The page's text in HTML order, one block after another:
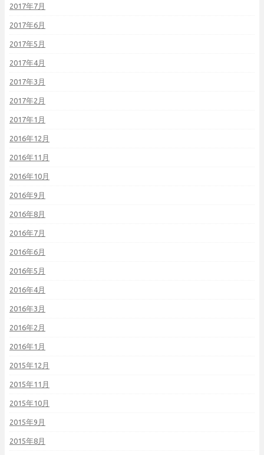
2017年7月
2017年6月
2017年5月
2017年4月
2017年3月
2017年2月
2017年1月
2016年12月
2016年11月
2016年10月
2016年9月
2016年8月
2016年7月
2016年6月
2016年5月
2016年4月
2016年3月
2016年2月
2016年1月
2015年12月
2015年11月
2015年10月
2015年9月
2015年8月